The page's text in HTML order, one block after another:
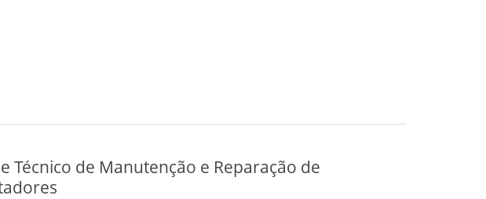
Técnico de Manutenção e Reparação de